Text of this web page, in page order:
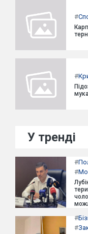
#
#
У тренді
#
#
#
#